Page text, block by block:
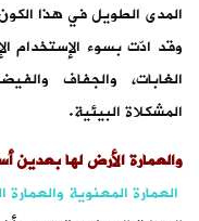
والماء وإزالة
وغيرها من